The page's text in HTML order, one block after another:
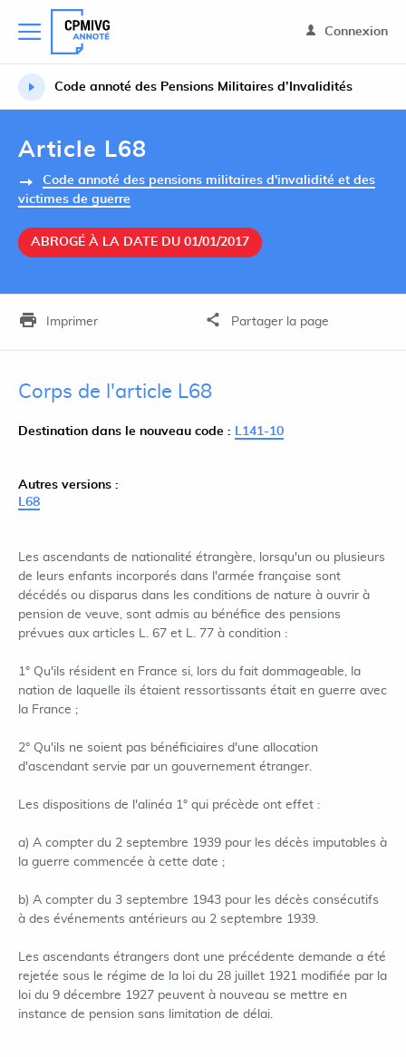
Connexion
Code annoté des Pensions Militaires d’Invalidités
Article L68
Code annoté des pensions militaires d'invalidité et des
victimes de guerre
ABROGÉ À LA DATE DU 01/01/2017
Imprimer Partager la page
Corps de l'article L68
Destination dans le nouveau code : L141-10
Autres versions :
L68
Les ascendants de nationalité étrangère, lorsqu'un ou plusieurs
de leurs enfants incorporés dans l'armée française sont
décédés ou disparus dans les conditions de nature à ouvrir à
pension de veuve, sont admis au bénéfice des pensions
prévues aux articles L. 67 et L. 77 à condition :
1° Qu'ils résident en France si, lors du fait dommageable, la
nation de laquelle ils étaient ressortissants était en guerre avec
la France ;
2° Qu'ils ne soient pas bénéficiaires d'une allocation
d'ascendant servie par un gouvernement étranger.
Les dispositions de l'alinéa 1° qui précède ont effet :
a) A compter du 2 septembre 1939 pour les décès imputables à
la guerre commencée à cette date ;
b) A compter du 3 septembre 1943 pour les décès consécutifs
à des événements antérieurs au 2 septembre 1939.
Les ascendants étrangers dont une précédente demande a été
rejetée sous le régime de la loi du 28 juillet 1921 modifiée par la
loi du 9 décembre 1927 peuvent à nouveau se mettre en
instance de pension sans limitation de délai.